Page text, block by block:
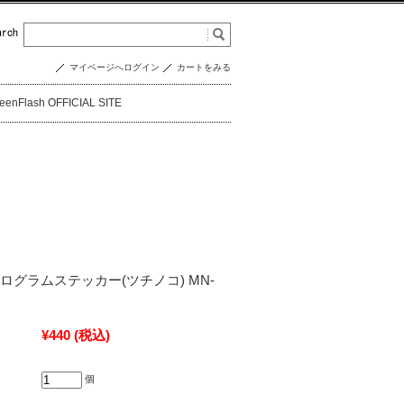
マイページへログイン カートをみる
OFFICIAL SITE
グラムステッカー(ツチノコ) MN-
¥440 (税込)
個